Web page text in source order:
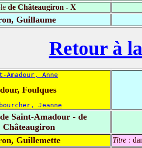
de Châteaugiron - X
Guillaume
Retour à
Amadour, Anne
Foulques
Jeanne
de Saint-Amadour - de
Châteaugiron
Guillemette
Titre :